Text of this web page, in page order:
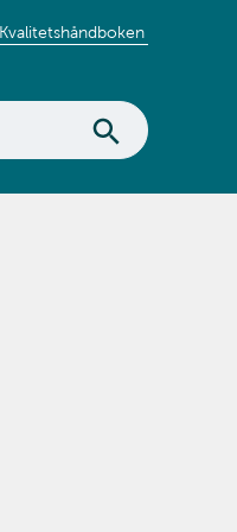
Kvalitetshåndboken